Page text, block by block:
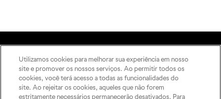
Rua Imaculada Conceição,
1155 – Prado Velho,
Curitiba – PR, 80215-901
A Editora
Como publicar
ODS
Utilizamos cookies para melhorar sua experiência em nosso
site e promover os nossos serviços. Ao permitir todos os
cookies, você terá acesso a todas as funcionalidades do
site. Ao rejeitar os cookies, aqueles que não forem
estritamente necessários permanecerão desativados. Para